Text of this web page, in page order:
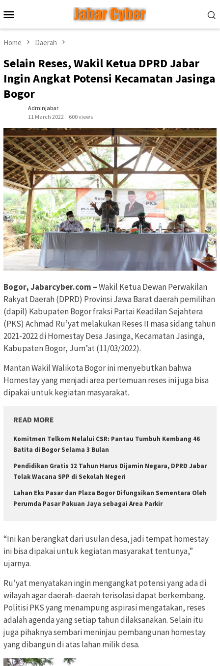
to
contentMenu
Home Daerah
Selain Reses, Wakil Ketua DPRD Jabar
Ingin Angkat Potensi Kecamatan Jasinga
Bogor
Adminjabar
11 March 2022
600 views
Bogor, Jabarcyber.com –Wakil Ketua Dewan Perwakilan
Rakyat Daerah (DPRD) Provinsi Jawa Barat daerah pemilihan
(dapil) Kabupaten Bogor fraksi Partai Keadilan Sejahtera
(PKS) Achmad Ru’yat melakukan Reses II masa sidang tahun
2021-2022 di Homestay Desa Jasinga, Kecamatan Jasinga,
Kabupaten Bogor, Jum’at (11/03/2022).
Mantan Wakil Walikota Bogor ini menyebutkan bahwa
Homestay yang menjadi area pertemuan reses ini juga bisa
dipakai untuk kegiatan masyarakat.
READ MORE
Komitmen Telkom Melalui CSR: Pantau Tumbuh Kembang 46
Batita di Bogor Selama 3 Bulan
Pendidikan Gratis 12 Tahun Harus Dijamin Negara, DPRD Jabar
Tolak Wacana SPP di Sekolah Negeri
Lahan Eks Pasar dan Plaza Bogor Difungsikan Sementara Oleh
Perumda Pasar Pakuan Jaya sebagai Area Parkir
“Ini kan berangkat dari usulan desa, jadi tempat homestay
ini bisa dipakai untuk kegiatan masyarakat tentunya,”
ujarnya.
Ru’yat menyatakan ingin mengangkat potensi yang ada di
wilayah agar daerah-daerah terisolasi dapat berkembang.
Politisi PKS yang menampung aspirasi mengatakan, reses
adalah agenda yang setiap tahun dilaksanakan. Selain itu
juga pihaknya sembari meninjau pembangunan homestay
yang dibangun di atas lahan milik desa.